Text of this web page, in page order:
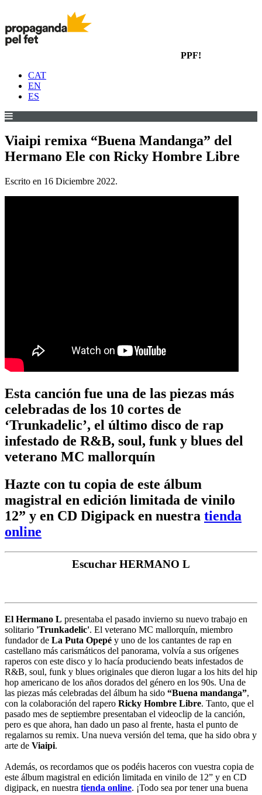
PPF!
CAT
EN
ES
Viaipi remixa “Buena Mandanga” del
Hermano Ele con Ricky Hombre Libre
Escrito en 16 Diciembre 2022.
Esta canción fue una de las piezas más
celebradas de los 10 cortes de
‘Trunkadelic’, el último disco de rap
infestado de R&B, soul, funk y blues del
veterano MC mallorquín
Hazte con tu copia de este álbum
magistral en edición limitada de vinilo
12” y en CD Digipack en nuestra tienda
online
Escuchar HERMANO L
El Hermano L presentaba el pasado invierno su nuevo trabajo en
solitario 'Trunkadelic'. El veterano MC mallorquín, miembro
fundador de La Puta Opepé y uno de los cantantes de rap en
castellano más carismáticos del panorama, volvía a sus orígenes
raperos con este disco y lo hacía produciendo beats infestados de
R&B, soul, funk y blues originales que dieron lugar a los hits del hip
hop americano de los años dorados del género en los 90s. Una de
las piezas más celebradas del álbum ha sido “Buena mandanga”,
con la colaboración del rapero Ricky Hombre Libre. Tanto, que el
pasado mes de septiembre presentaban el videoclip de la canción,
pero es que ahora, han dado un paso al frente, hasta el punto de
regalarnos su remix. Una nueva versión del tema, que ha sido obra y
arte de Viaipi.
Además, os recordamos que os podéis haceros con vuestra copia de
este álbum magistral en edición limitada en vinilo de 12” y en CD
digipack, en nuestra tienda online. ¡Todo sea por tener una buena